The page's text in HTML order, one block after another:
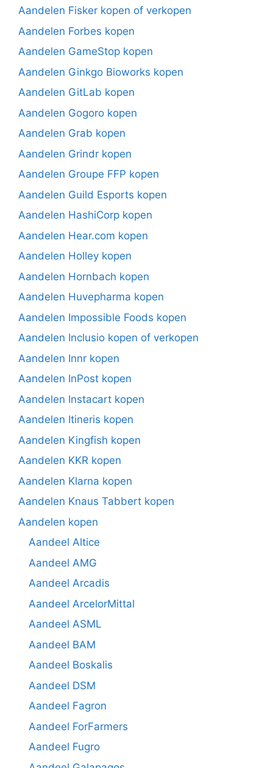
Aandelen Fisker kopen of verkopen
Aandelen Forbes kopen
Aandelen GameStop kopen
Aandelen Ginkgo Bioworks kopen
Aandelen GitLab kopen
Aandelen Gogoro kopen
Aandelen Grab kopen
Aandelen Grindr kopen
Aandelen Groupe FFP kopen
Aandelen Guild Esports kopen
Aandelen HashiCorp kopen
Aandelen Hear.com kopen
Aandelen Holley kopen
Aandelen Hornbach kopen
Aandelen Huvepharma kopen
Aandelen Impossible Foods kopen
Aandelen Inclusio kopen of verkopen
Aandelen Innr kopen
Aandelen InPost kopen
Aandelen Instacart kopen
Aandelen Itineris kopen
Aandelen Kingfish kopen
Aandelen KKR kopen
Aandelen Klarna kopen
Aandelen Knaus Tabbert kopen
Aandelen kopen
Aandeel Altice
Aandeel AMG
Aandeel Arcadis
Aandeel ArcelorMittal
Aandeel ASML
Aandeel BAM
Aandeel Boskalis
Aandeel DSM
Aandeel Fagron
Aandeel ForFarmers
Aandeel Fugro